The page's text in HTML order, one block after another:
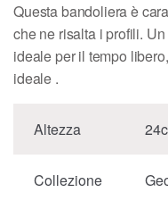
Questa bandoliera è
che ne risalta i profili.
ideale per il tempo
ideale .
Altezza
Collezione